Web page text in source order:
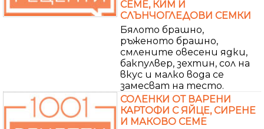
СЕМЕ, КИМ И
СЛЪНЧОГЛЕДОВИ СЕМКИ
Бялото брашно,
ръженото брашно,
смлените овесени ядки,
бакпулвер, зехтин, сол на
вкус и малко вода се
замесват на тесто.
СОЛЕНКИ ОТ ВАРЕНИ
КАРТОФИ С ЯЙЦЕ, СИРЕНЕ
И МАКОВО СЕМЕ